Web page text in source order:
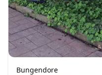
Bungendore